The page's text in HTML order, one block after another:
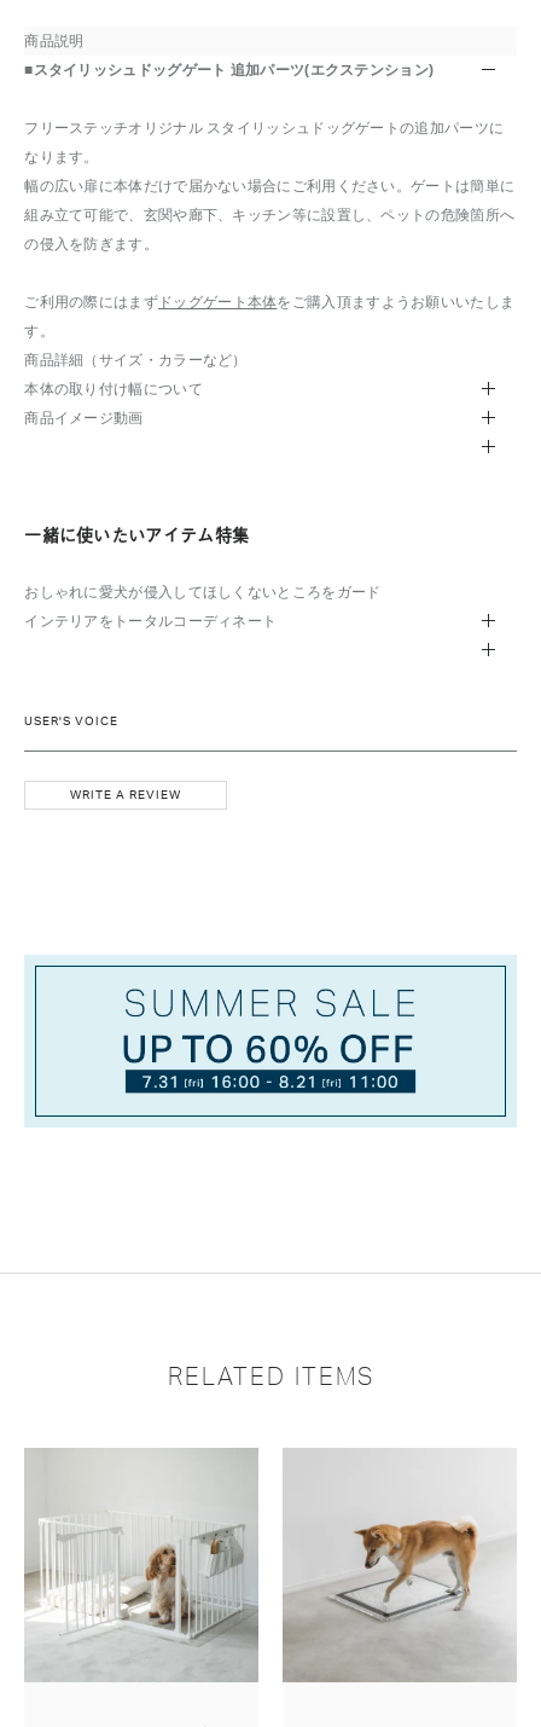
商品説明
■スタイリッシュドッグゲート 追加パーツ(エクステンション)
フリーステッチオリジナル スタイリッシュドッグゲートの追加パーツに
なります。
幅の広い扉に本体だけで届かない場合にご利用ください。ゲートは簡単に
組み立て可能で、玄関や廊下、キッチン等に設置し、ペットの危険箇所へ
の侵入を防ぎます。
ご利用の際にはまず ドッグゲート本体をご購入頂ますようお願いいたしま
す。
商品詳細（サイズ・カラーなど）
本体の取り付け幅について
商品イメージ動画
一緒に使いたいアイテム特集
おしゃれに愛犬が侵入してほしくないところをガード
インテリアをトータルコーディネート
USER'S VOICE
WRITE A REVIEW
RELATED ITEMS